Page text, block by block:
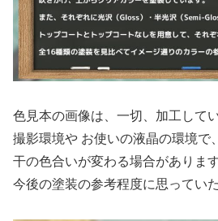
色見本の画像は、一切、加工して
撮影環境や お使いの液晶の環境で
干の色合いが変わる場合があります
今後の塗装の参考程度に思ってい